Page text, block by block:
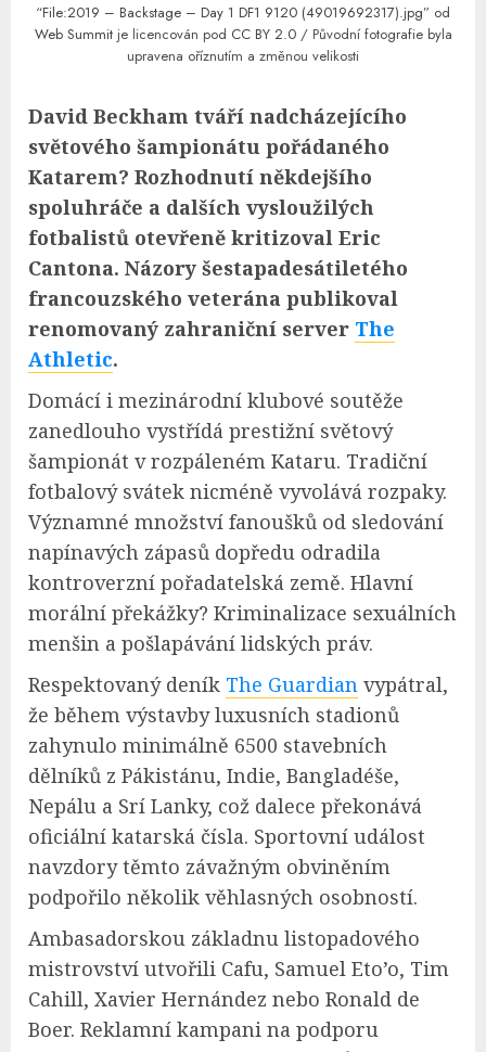
“File:2019 – Backstage – Day 1 DF1 9120 (49019692317).jpg” od
Web Summitje licencován pod CC BY 2.0/ Původní fotografie byla
upravena oříznutím a změnou velikosti
David Beckham tváří nadcházejícího
světového šampionátu pořádaného
Katarem? Rozhodnutí někdejšího
spoluhráče a dalších vysloužilých
fotbalistů otevřeně kritizoval Eric
Cantona. Názory šestapadesátiletého
francouzského veterána publikoval
renomovaný zahraniční server The
Athletic.
Domácí i mezinárodní klubové soutěže
zanedlouho vystřídá prestižní světový
šampionát v rozpáleném Kataru. Tradiční
fotbalový svátek nicméně vyvolává rozpaky.
Významné množství fanoušků od sledování
napínavých zápasů dopředu odradila
kontroverzní pořadatelská země. Hlavní
morální překážky? Kriminalizace sexuálních
menšin a pošlapávání lidských práv.
Respektovaný deník The Guardian vypátral,
že během výstavby luxusních stadionů
zahynulo minimálně 6500 stavebních
dělníků z Pákistánu, Indie, Bangladéše,
Nepálu a Srí Lanky, což dalece překonává
oficiální katarská čísla. Sportovní událost
navzdory těmto závažným obviněním
podpořilo několik věhlasných osobností.
Ambasadorskou základnu listopadového
mistrovství utvořili Cafu, Samuel Eto’o, Tim
Cahill, Xavier Hernández nebo Ronald de
Boer. Reklamní kampani na podporu